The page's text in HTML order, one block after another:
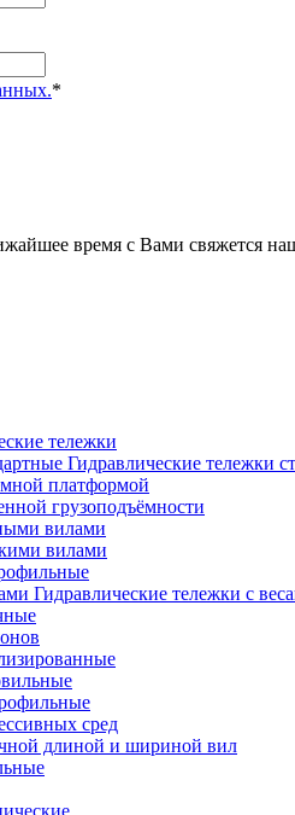
*
время с Вами свяжется
тележки
Гидравлические тележки
платформой
грузоподъёмности
вилами
вилами
Гидравлические тележки с
сред
длиной и шириной вил